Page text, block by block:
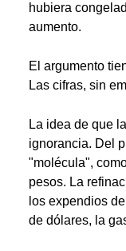
hubiera
aumento.
El argumento
Las cifras, sin
La idea de que
ignorancia. Del
"molécula",
pesos. La
los expendios
de dólares, la